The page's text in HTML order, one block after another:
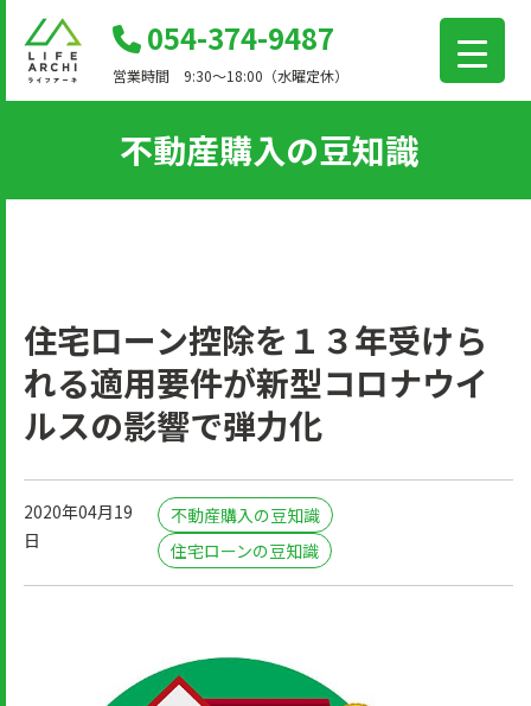
054-374-9487
営業時間 9:30～18:00（水曜定休）
不動産購入の豆知識
住宅ローン控除を１３年受けら
れる適用要件が新型コロナウイ
ルスの影響で弾力化
2020年04月19
日
不動産購入の豆知識
住宅ローンの豆知識